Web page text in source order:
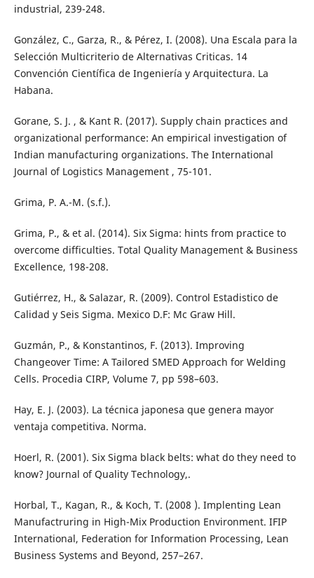
industrial, 239-248.
González, C., Garza, R., & Pérez, I. (2008). Una Escala para la
Selección Multicriterio de Alternativas Criticas. 14
Convención Científica de Ingeniería y Arquitectura. La
Habana.
Gorane, S. J. , & Kant R. (2017). Supply chain practices and
organizational performance: An empirical investigation of
Indian manufacturing organizations. The International
Journal of Logistics Management , 75-101.
Grima, P. A.-M. (s.f.).
Grima, P., & et al. (2014). Six Sigma: hints from practice to
overcome difficulties. Total Quality Management & Business
Excellence, 198-208.
Gutiérrez, H., & Salazar, R. (2009). Control Estadistico de
Calidad y Seis Sigma. Mexico D.F: Mc Graw Hill.
Guzmán, P., & Konstantinos, F. (2013). Improving
Changeover Time: A Tailored SMED Approach for Welding
Cells. Procedia CIRP, Volume 7, pp 598–603.
Hay, E. J. (2003). La técnica japonesa que genera mayor
ventaja competitiva. Norma.
Hoerl, R. (2001). Six Sigma black belts: what do they need to
know? Journal of Quality Technology,.
Horbal, T., Kagan, R., & Koch, T. (2008 ). Implenting Lean
Manufactruring in High-Mix Production Environment. IFIP
International, Federation for Information Processing, Lean
Business Systems and Beyond, 257–267.